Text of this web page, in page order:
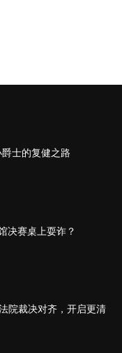
爵士的复健之路
决赛桌上耍诈？
院裁决对齐，开启更清